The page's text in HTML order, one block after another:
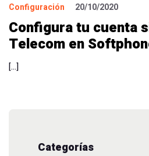
Configuración 20/10/2020
Configura tu cuenta
Telecom en
[…]
Categorías